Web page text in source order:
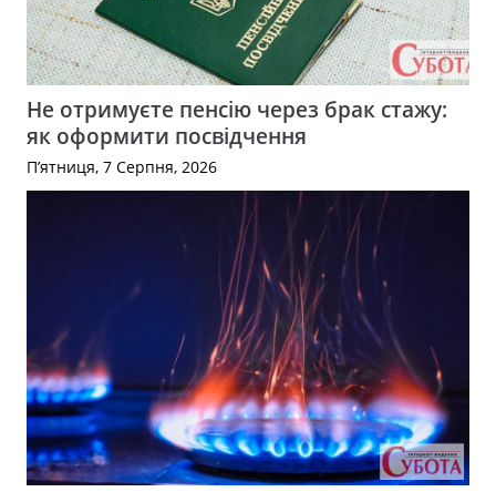
Не отримуєте пенсію через брак стажу:
як оформити посвідчення
П’ятниця, 7 Серпня, 2026